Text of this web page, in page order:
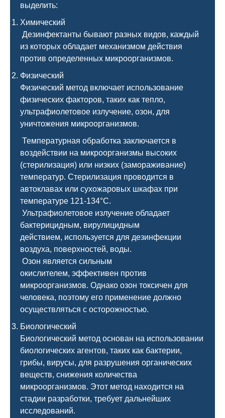
выделить:
Химический
Дезинфектанты бывают разных видов, каждый
из которых обладает механизмом действия
против определенных микроорганизмов.
Физический
Физический метод включает использование
физических факторов, таких как тепло,
ультрафиолетовое излучение, озон, для
уничтожения микроорганизмов.
Температурная обработка заключается в
воздействии на микроорганизмы высоких
(стерилизация) или низких (замораживание)
температур. Стерилизация проводится в
автоклавах или сухожаровых шкафах при
температуре 121-134°C.
Ультрафиолетовое излучение обладает
бактерицидным, вирулицидным
действием, используется для дезинфекции
воздуха, поверхностей, воды.
Озон является сильным
окислителем, эффективен против
микроорганизмов. Однако озон токсичен для
человека, поэтому его применение должно
осуществляться с осторожностью.
Биологический
Биологический метод основан на использовании
биологических агентов, таких как бактерии,
грибы, вирусы, для разрушения органических
веществ, снижения количества
микроорганизмов. Этот метод находится на
стадии разработки, требует дальнейших
исследований.